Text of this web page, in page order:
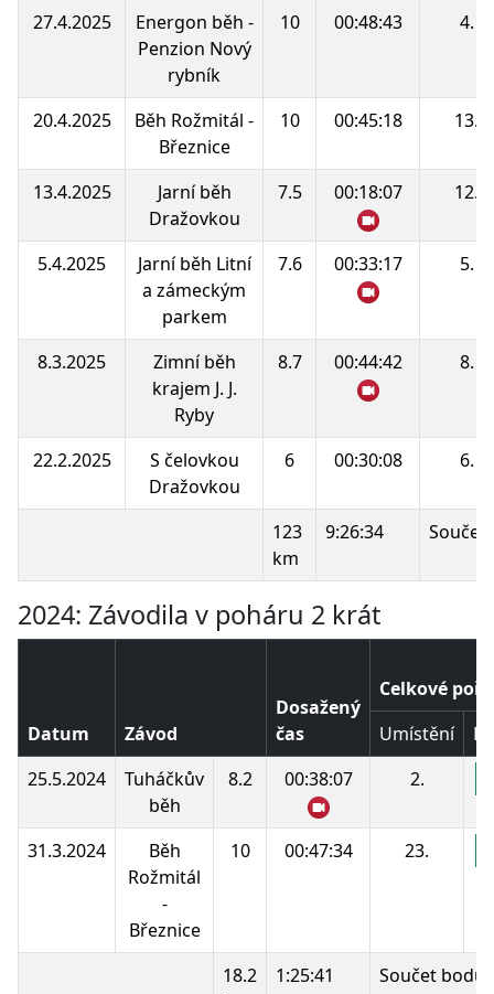
27.4.2025
Energon běh -
Penzion Nový
rybník
10 00:48:43 4.
20.4.2025
Běh Rožmitál -
Březnice
10 00:45:18 13.
13.4.2025
Jarní běh
Dražovkou
7.5 00:18:07 12.
5.4.2025
Jarní běh Litní
a zámeckým
parkem
7.6 00:33:17 5.
8.3.2025
Zimní běh
krajem J. J.
Ryby
8.7 00:44:42 8.
22.2.2025
S čelovkou
Dražovkou
6 00:30:08 6.
123
km
9:26:34 Součet
2024: Závodila v poháru 2 krát
Datum Závod
Dosažený
čas
Celkové
Umístění
25.5.2024
Tuháčkův
běh
8.2 00:38:07 2.
31.3.2024
Běh
Rožmitál
-
Březnice
10 00:47:34 23.
18.2
1:25:41 Součet bodů: